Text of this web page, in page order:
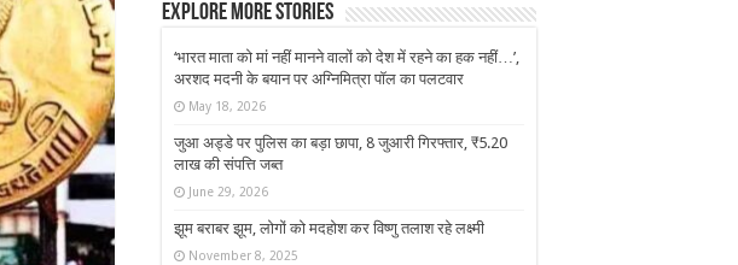
Explore More Stories
‘भारत माता को मां नहीं मानने वालों को देश में रहने का हक नहीं…’,
अरशद मदनी के बयान पर अग्निमित्रा पॉल का पलटवार
May 18, 2026
जुआ अड्डे पर पुलिस का बड़ा छापा, 8 जुआरी गिरफ्तार, ₹5.20
लाख की संपत्ति जब्त
June 29, 2026
झूम बराबर झूम, लोगों को मदहोश कर विष्णु तलाश रहे लक्ष्मी
November 8, 2025